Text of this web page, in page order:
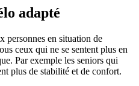
adapté
personnes en situation de
ceux qui ne se sentent plus en
Par exemple les seniors qui
plus de stabilité et de confort.